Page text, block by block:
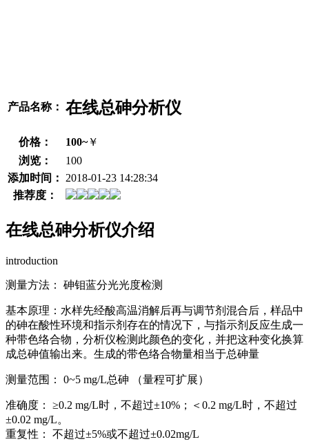
产品名称： 在线总砷分析仪
价格： 100~￥
浏览：
100
添加时间：
2018-01-23 14:28:34
推荐度：
在线总砷分析仪介绍
introduction
测量方法： 砷钼蓝分光光度检测
基本原理：水样先经酸高温消解后再与调节剂混合后，样品中
的砷在酸性环境和指示剂存在的情况下，与指示剂反应生成一
种带色络合物，分析仪检测此颜色的变化，并把这种变化换算
成总砷值输出来。生成的带色络合物量相当于总砷量
测量范围： 0~5 mg/L总砷 （量程可扩展）
准确度： ≥0.2 mg/L时，不超过±10%；＜0.2 mg/L时，不超过
±0.02 mg/L。
重复性： 不超过±5%或不超过±0.02mg/L